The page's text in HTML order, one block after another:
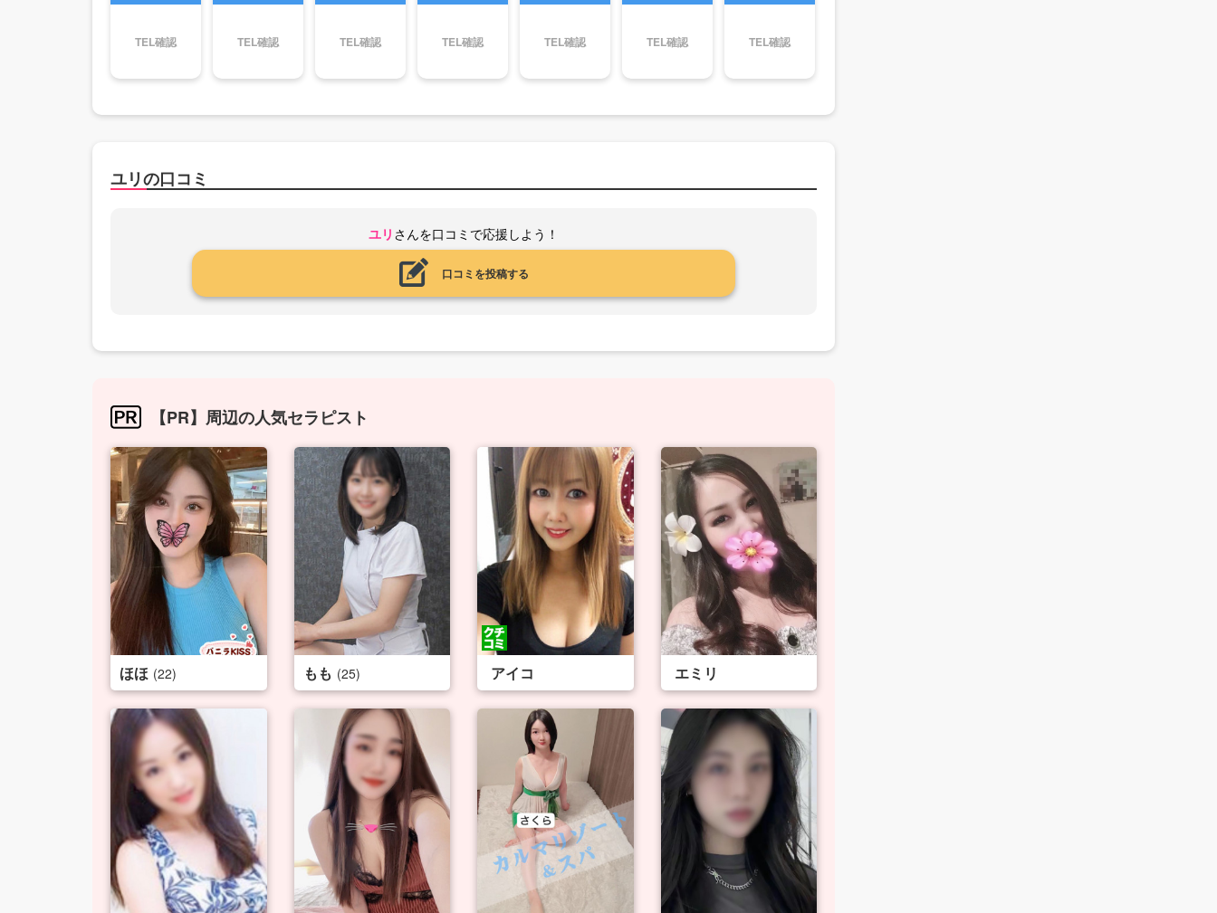
TEL確認 TEL確認 TEL確認 TEL確認 TEL確認 TEL確認 TEL確認
ユリの口コミ
ユリ さんを口コミで応援しよう！
口コミを投稿する
【PR】周辺の人気セラピスト
ほほ (22) もも (25) アイコ エミリ